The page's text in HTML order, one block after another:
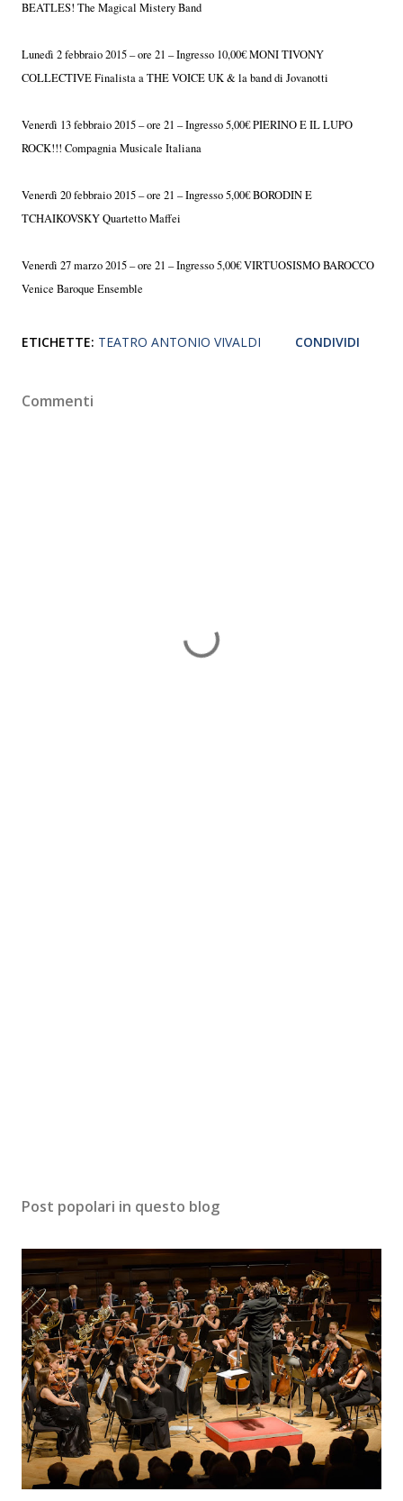
BEATLES! The Magical Mistery Band
Lunedì 2 febbraio 2015 – ore 21 – Ingresso 10,00€ MONI TIVONY
COLLECTIVE Finalista a THE VOICE UK & la band di Jovanotti
Venerdì 13 febbraio 2015 – ore 21 – Ingresso 5,00€ PIERINO E IL LUPO
ROCK!!! Compagnia Musicale Italiana
Venerdì 20 febbraio 2015 – ore 21 – Ingresso 5,00€ BORODIN E
TCHAIKOVSKY Quartetto Maffei
Venerdì 27 marzo 2015 – ore 21 – Ingresso 5,00€ VIRTUOSISMO BAROCCO
Venice Baroque Ensemble
ETICHETTE: TEATRO ANTONIO VIVALDI CONDIVIDI
Commenti
Post popolari in questo blog